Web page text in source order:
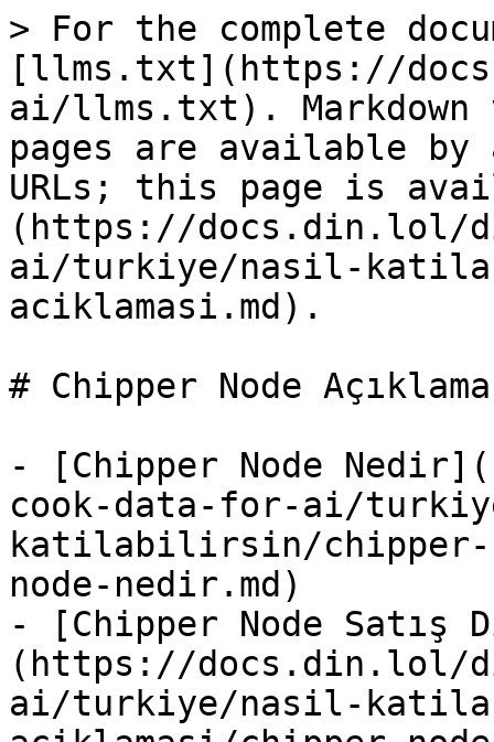
> For the complete
[llms.txt](https://
ai/llms.txt). Markdown
pages are available by
URLs; this page is
(https://docs.din.lol/
ai/turkiye/nasil-
aciklamasi.md).
# Chipper Node
- [Chipper Node
cook-data-for-ai/
katilabilirsin/chipper-
node-nedir.md)
- [Chipper Node Satış
(https://docs.din.lol/
ai/turkiye/nasil-